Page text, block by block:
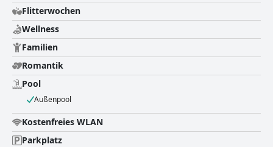
Flitterwochen
Wellness
Familien
Romantik
Pool
Außenpool
Kostenfreies WLAN
Parkplatz